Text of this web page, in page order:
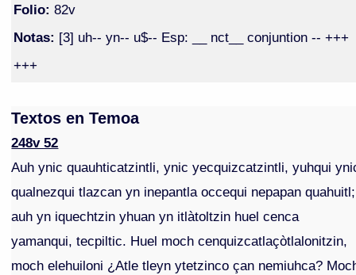
Folio: 82v
Notas: [3] uh-- yn-- u$-- Esp: __ nct__ conjuntion -- +++
+++
Textos en Temoa
248v 52
Auh ynic quauhticatzintli, ynic yecquizcatzintli, yuhqui
qualnezqui tlazcan yn inepantla occequi nepapan quahuitl;
auh yn iquechtzin yhuan yn itlàtoltzin huel cenca
yamanqui, tecpiltic. Huel moch cenquizcatlaçòtlalonitzin,
moch elehuiloni ¿Atle tleyn ytetzinco çan nemiuhca?